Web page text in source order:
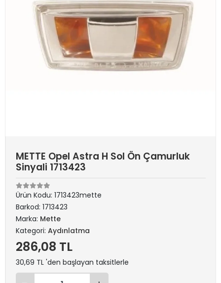
METTE Opel Astra H Sol Ön Çamurluk
Sinyali 1713423
Ürün Kodu: 1713423mette
Barkod: 1713423
Marka: Mette
Kategori: Aydınlatma
286,08 TL
30,69 TL 'den başlayan taksitlerle